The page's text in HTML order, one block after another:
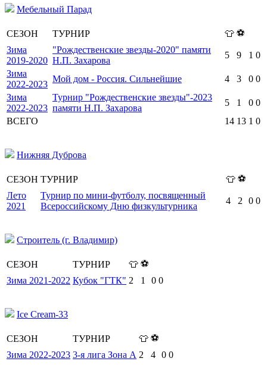
Мебельный Парад
СЕЗОН ТУРНИР 👕 ⚽
Зима
2019-2020
"Рождественские звезды-2020" памяти
Н.П. Захарова
5 9 1 0
Зима
2022-2023
Мой дом - Россия. Сильнейшие 4 3 0 0
Зима
2022-2023
Турнир "Рождественские звезды"-2023
памяти Н.П. Захарова
5 1 0 0
ВСЕГО
14 13 1 0
Нижняя Дуброва
СЕЗОН ТУРНИР 👕 ⚽
Лето
2021
Турнир по мини-футболу, посвященный
Всероссийскому Дню физкультурника
4 2 0 0
Строитель (г. Владимир)
СЕЗОН ТУРНИР 👕 ⚽
Зима 2021-2022 Кубок "ГТК" 2 1 0 0
Ice Cream-33
СЕЗОН ТУРНИР 👕 ⚽
Зима 2022-2023 3-я лига Зона А 2 4 0 0